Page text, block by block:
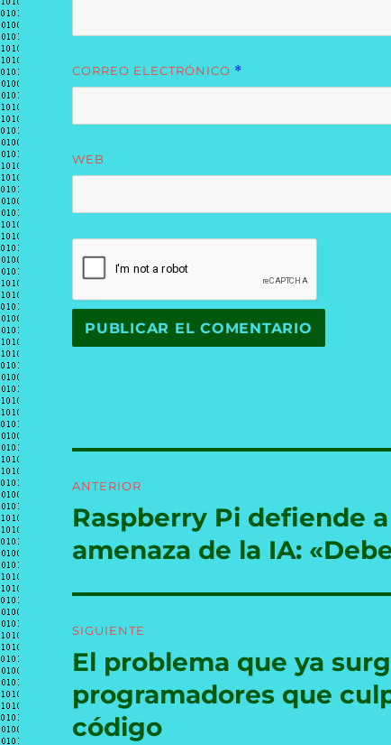
CORREO ELECTRÓNICO *
WEB
de
entradas
ANTERIOR
Entrada
Raspberry Pi defiende
amenaza de la IA:
SIGUIENTE
Entrada
El problema que ya
programadores que
código